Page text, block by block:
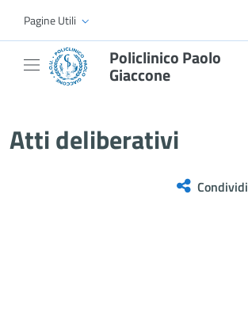
Skip to Main Content
Pagine Utili
Policlinico Paolo
Giaccone
Atti deliberativi
Condividi